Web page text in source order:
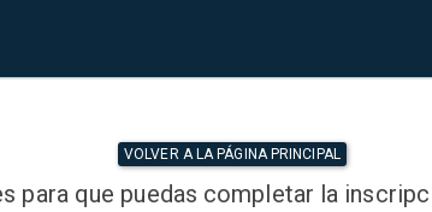
VOLVER A LA PÁGINA PRINCIPAL
para que puedas completar la